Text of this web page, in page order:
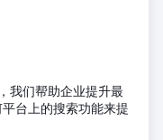
我们帮助企业提升最
台上的搜索功能来提